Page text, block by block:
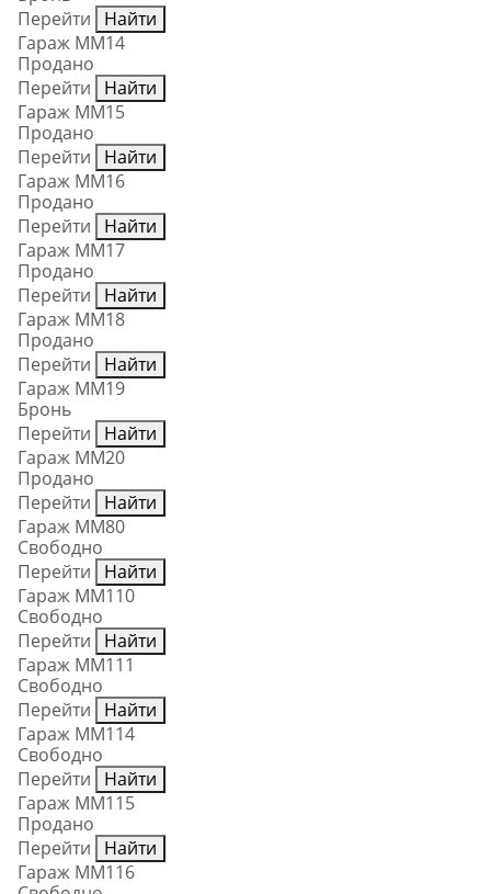
Перейти
Найти
Гараж ММ14
Продано
Перейти
Найти
Гараж ММ15
Продано
Перейти
Найти
Гараж ММ16
Продано
Перейти
Найти
Гараж ММ17
Продано
Перейти
Найти
Гараж ММ18
Продано
Перейти
Найти
Гараж ММ19
Бронь
Перейти
Найти
Гараж ММ20
Продано
Перейти
Найти
Гараж ММ80
Свободно
Перейти
Найти
Гараж ММ110
Свободно
Перейти
Найти
Гараж ММ111
Свободно
Перейти
Найти
Гараж ММ114
Свободно
Перейти
Найти
Гараж ММ115
Продано
Перейти
Найти
Гараж ММ116